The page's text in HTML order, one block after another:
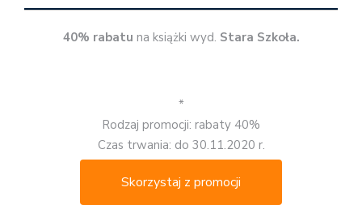
40% rabatu na książki wyd. Stara Szkoła.
*
Rodzaj promocji: rabaty 40%
Czas trwania: do 30.11.2020 r.
Skorzystaj z promocji